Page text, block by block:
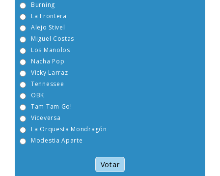
Burning
La Frontera
Alejo Stivel
Miguel Costas
Los Manolos
Nacha Pop
Vicky Larraz
Tennessee
OBK
Tam Tam Go!
Viceversa
La Orquesta Mondragón
Modestia Aparte
Votar